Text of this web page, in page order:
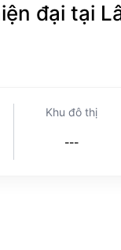
đại tại
Khu đô thị
---